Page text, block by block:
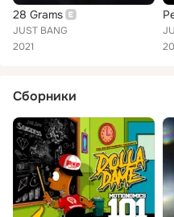
28 Grams
JUST BANG
2021
Сборники